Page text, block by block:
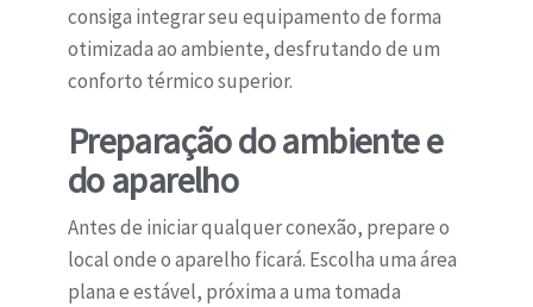
consiga integrar seu equipamento de forma
otimizada ao ambiente, desfrutando de um
conforto térmico superior.
Preparação do ambiente e
do aparelho
Antes de iniciar qualquer conexão, prepare o
local onde o aparelho ficará. Escolha uma área
plana e estável, próxima a uma tomada